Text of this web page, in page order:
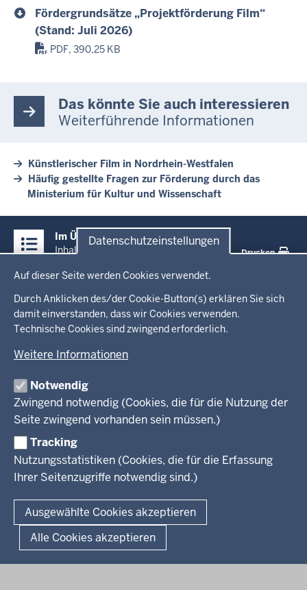
Datenschutzeinstellungen
Auf dieser Seite werden Cookies verwendet.
Durch Anklicken des/der Cookie-Button(s) erklären Sie sich
damit einverstanden, dass wir Cookies verwenden.
Technische Cookies sind zwingend erforderlich.
Weitere Informationen
Notwendig
Zwingend notwendig (Cookies, die für die Nutzung der
Seite zwingend vorhanden sein müssen.)
Tracking
Nutzungsstatistiken (Cookies, die für die Erfassung
Ihrer Seitenzugriffe notwendig sind.)
Ausgewählte Cookies akzeptieren
Alle Cookies akzeptieren
Fördergrundsätze „Projektförderung Film“
(Stand: Juli 2026)
PDF, 390,25 KB
Das könnte Sie auch interessieren
Weiterführende Informationen
Künstlerischer Film in Nordrhein-Westfalen
Häufig gestellte Fragen zur Förderung durch das
Ministerium für Kultur und Wissenschaft
Inhalte
Im Überblick
Inhalt
Drucken
Menü
in
der
Fußzeile
Startseite
Ministerium
Leitung des Hauses
Organisation
Arbeitgeber Ministerium
Rechtsgrundlagen
Kultur
Wissenschaft, Forschung, Lehre und Studium
Weiterbildung
Presse
Service
Kontakt
Fußzeile
Datenschutz Erklärung zur Barrierefreiheit